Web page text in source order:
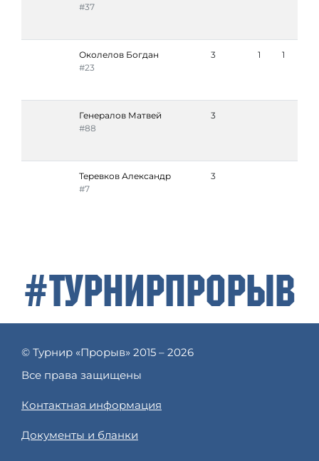
#37
Околелов Богдан
#23
3 1 1
Генералов Матвей
#88
3
Теревков Александр
#7
3
#ТурнирПрорыв
© Турнир «Прорыв» 2015 – 2026
Все права защищены
Контактная информация
Документы и бланки